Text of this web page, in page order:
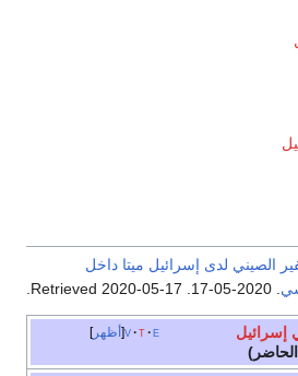
الصيني لدى إسرائيل ميتا داخل
. 2020-05-17
. Retrieved
2020-05-17
.
أظهر v t e